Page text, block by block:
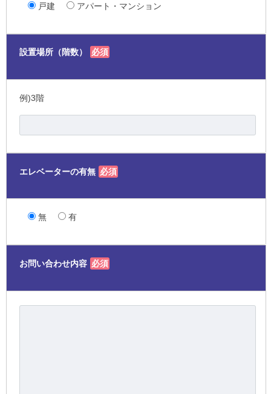
戸建 アパート・マンション
設置場所（階数） 必須
例)3階
エレベーターの有無 必須
無 有
お問い合わせ内容 必須